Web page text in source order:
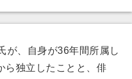
、自身が36年間所属し
ら独立したことと、俳